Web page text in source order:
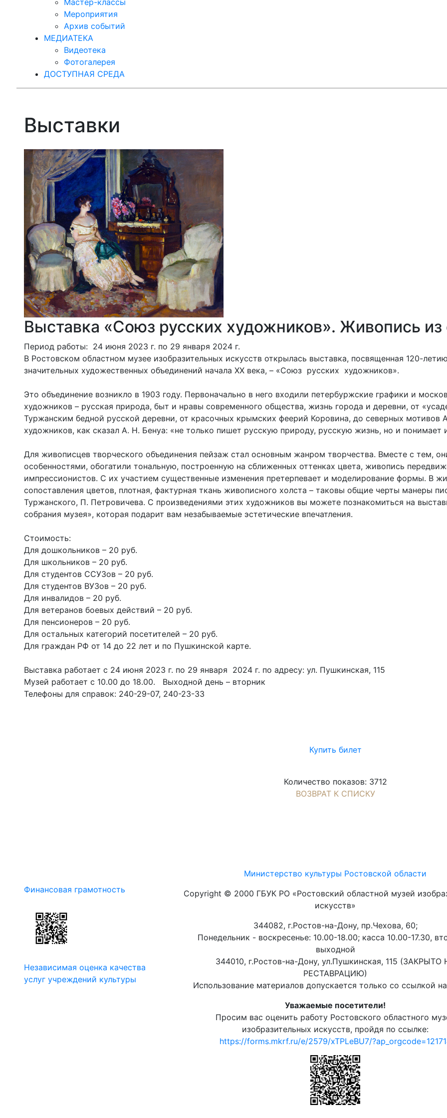
Мастер-классы
Мероприятия
Архив событий
МЕДИАТЕКА
Видеотека
Фотогалерея
ДОСТУПНАЯ СРЕДА
Выставки
Выставка «Союз русских художников». Живопись из
Период работы: 24 июня 2023 г. по 29 января 2024 г.
В Ростовском областном музее изобразительных искусств открылась выставка, посвященная 120-
значительных художественных объединений начала XX века, – «Союз русских художников».
Это объединение возникло в 1903 году. Первоначально в него входили петербуржские графики и
художников – русская природа, быт и нравы современного общества, жизнь города и деревни, от
Туржанским бедной русской деревни, от красочных крымских феерий Коровина, до северных мотивов
художников, как сказал А. Н. Бенуа: «не только пишет русскую природу, русскую жизнь, но и
Для живописцев творческого объединения пейзаж стал основным жанром творчества. Вместе с тем,
особенностями, обогатили тональную, построенную на сближенных оттенках цвета, живопись
импрессионистов. С их участием существенные изменения претерпевает и моделирование формы. В
сопоставления цветов, плотная, фактурная ткань живописного холста – таковы общие черты манеры
Туржанского, П. Петровичева. С произведениями этих художников вы можете познакомиться на
собрания музея», которая подарит вам незабываемые эстетические впечатления.
Стоимость:
Для дошкольников – 20 руб.
Для школьников – 20 руб.
Для студентов ССУЗов – 20 руб.
Для студентов ВУЗов – 20 руб.
Для инвалидов – 20 руб.
Для ветеранов боевых действий – 20 руб.
Для пенсионеров – 20 руб.
Для остальных категорий посетителей – 20 руб.
Для граждан РФ от 14 до 22 лет и по Пушкинской карте.
Выставка работает с 24 июня 2023 г. по 29 января 2024 г. по адресу: ул. Пушкинская, 115
Музей работает с 10.00 до 18.00. Выходной день – вторник
Телефоны для справок: 240-29-07, 240-23-33
Купить билет
Количество показов: 3712
ВОЗВРАТ К СПИСКУ
Финансовая грамотность
Независимая оценка качества
услуг учреждений культуры
Министерство культуры Ростовской области
Copyright © 2000 ГБУК РО «Ростовский областной музей
искусств»
344082, г.Ростов-на-Дону, пр.Чехова, 60;
Понедельник - воскресенье: 10.00-18.00; касса 10.00-17.30,
выходной
344010, г.Ростов-на-Дону, ул.Пушкинская, 115 (ЗАКРЫТО
РЕСТАВРАЦИЮ)
Использование материалов допускается только со ссылкой
Уважаемые посетители!
Просим вас оценить работу Ростовского областного
изобразительных искусств, пройдя по ссылке:
https://forms.mkrf.ru/e/2579/xTPLeBU7/